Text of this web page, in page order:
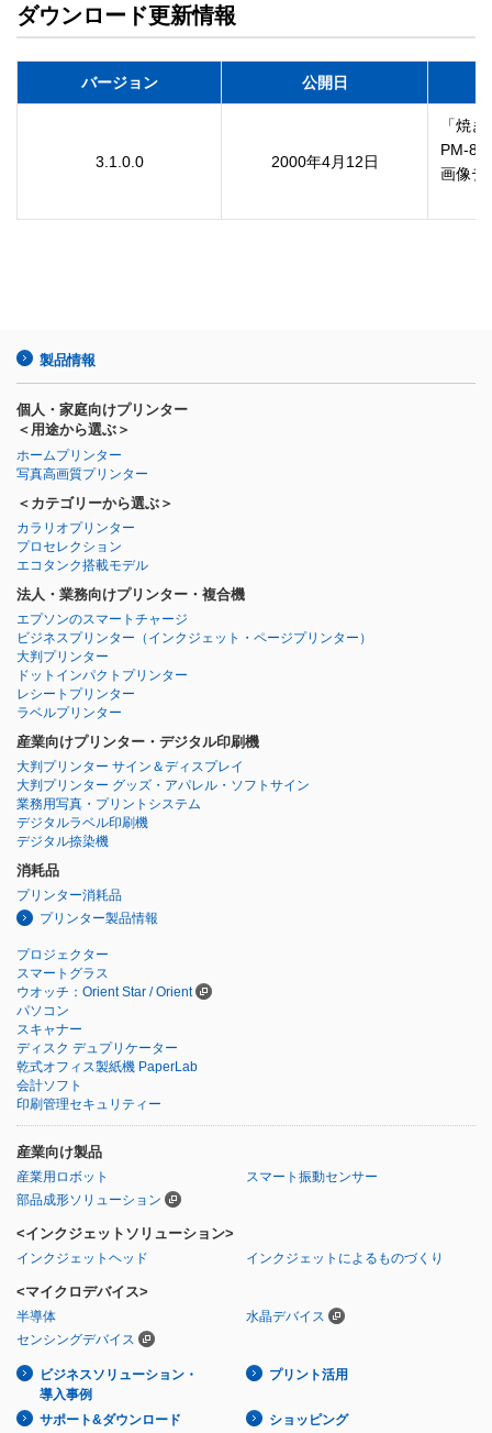
ダウンロード更新情報
バージョン 公開日
3.1.0.0 2000年4月12日
「焼
PM-
画像デ
製品情報
個人・家庭向けプリンター
＜用途から選ぶ＞
ホームプリンター
写真高画質プリンター
＜カテゴリーから選ぶ＞
カラリオプリンター
プロセレクション
エコタンク搭載モデル
法人・業務向けプリンター・複合機
エプソンのスマートチャージ
ビジネスプリンター （インクジェット・ページプリンター）
大判プリンター
ドットインパクトプリンター
レシートプリンター
ラベルプリンター
産業向けプリンター・デジタル印刷機
大判プリンター サイン＆ディスプレイ
大判プリンター グッズ・アパレル・ソフトサイン
業務用写真・プリントシステム
デジタルラベル印刷機
デジタル捺染機
消耗品
プリンター消耗品
プリンター製品情報
プロジェクター
スマートグラス
ウオッチ：Orient Star / Orient
パソコン
スキャナー
ディスク デュプリケーター
乾式オフィス製紙機 PaperLab
会計ソフト
印刷管理セキュリティー
産業向け製品
産業用ロボット
スマート振動センサー
部品成形ソリューション
<インクジェットソリューション>
インクジェットヘッド インクジェットによるものづくり
<マイクロデバイス>
半導体
水晶デバイス
センシングデバイス
ビジネスソリューション・
導入事例
プリント活用
サポート&ダウンロード ショッピング